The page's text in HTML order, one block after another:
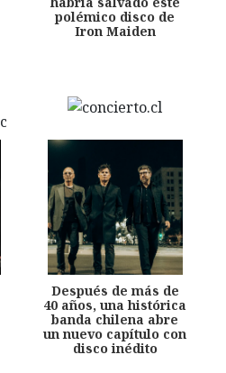
polémico disco de
Iron Maiden
Después de más de
40 años, una histórica
banda chilena abre
un nuevo capítulo con
disco inédito